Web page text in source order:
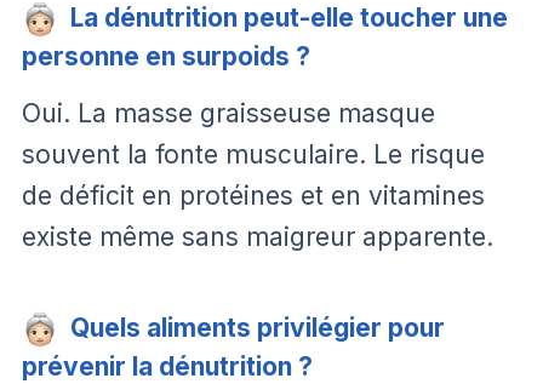
La dénutrition peut-elle toucher une
personne en surpoids ?
Oui. La masse graisseuse masque
souvent la fonte musculaire. Le risque
de déficit en protéines et en vitamines
existe même sans maigreur apparente.
Quels aliments privilégier pour
prévenir la dénutrition ?